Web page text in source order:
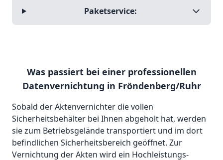
Paketservice:
Was passiert bei einer professionellen
Datenvernichtung in Fröndenberg/Ruhr
Sobald der Aktenvernichter die vollen
Sicherheitsbehälter bei Ihnen abgeholt hat, werden
sie zum Betriebsgelände transportiert und im dort
befindlichen Sicherheitsbereich geöffnet. Zur
Vernichtung der Akten wird ein Hochleistungs-